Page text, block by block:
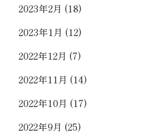
2023年2月 (18)
2023年1月 (12)
2022年12月 (7)
2022年11月 (14)
2022年10月 (17)
2022年9月 (25)